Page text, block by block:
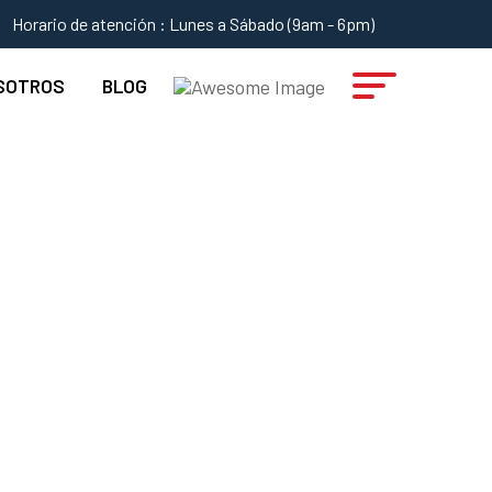
Horario de atención : Lunes a Sábado (9am - 6pm)
BLOG